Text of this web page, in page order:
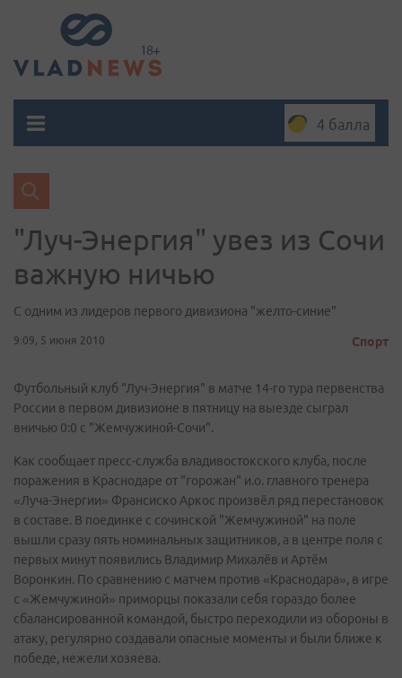
4 балла
"Луч-Энергия" увез из Сочи
важную ничью
С одним из лидеров первого дивизиона "желто-синие"
9:09, 5 июня 2010 Спорт
Футбольный клуб "Луч-Энергия" в матче 14-го тура первенства
России в первом дивизионе в пятницу на выезде сыграл
вничью 0:0 с "Жемчужиной-Сочи".
Как сообщает пресс-служба владивостокского клуба, после
поражения в Краснодаре от "горожан" и.о. главного тренера
«Луча-Энергии» Франсиско Аркос произвёл ряд перестановок
в составе. В поединке с сочинской "Жемчужиной" на поле
вышли сразу пять номинальных защитников, а в центре поля с
первых минут появились Владимир Михалёв и Артём
Воронкин. По сравнению с матчем против «Краснодара», в игре
с «Жемчужиной» приморцы показали себя гораздо более
сбалансированной командой, быстро переходили из обороны в
атаку, регулярно создавали опасные моменты и были ближе к
победе, нежели хозяева.